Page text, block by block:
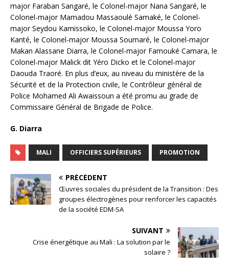
major Faraban Sangaré, le Colonel-major Nana Sangaré, le
Colonel-major Mamadou Massaoulé Samaké, le Colonel-
major Seydou Kamissoko, le Colonel-major Moussa Yoro
Kanté, le Colonel-major Moussa Soumaré, le Colonel-major
Makan Alassane Diarra, le Colonel-major Famouké Camara, le
Colonel-major Malick dit Yéro Dicko et le Colonel-major
Daouda Traoré. En plus d’eux, au niveau du ministère de la
Sécurité et de la Protection civile, le Contrôleur général de
Police Mohamed Ali Awaissoun a été promu au grade de
Commissaire Général de Brigade de Police.
G. Diarra
MALI OFFICIERS SUPÉRIEURS PROMOTION
PRÉCÉDENT
Œuvres sociales du président de la Transition : Des
groupes électrogènes pour renforcer les capacités
de la société EDM-SA
SUIVANT
Crise énergétique au Mali : La solution par le
solaire ?